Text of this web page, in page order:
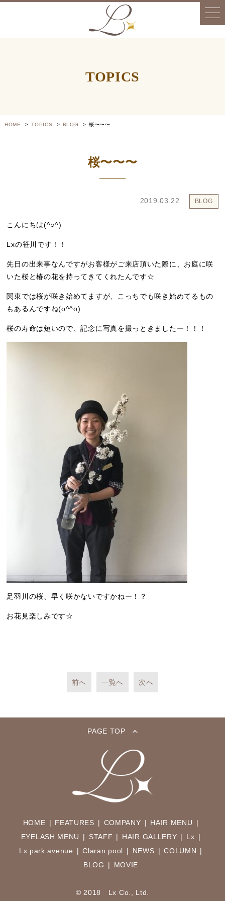
TOPICS
HOME TOPICS BLOG 桜〜〜〜
桜〜〜〜
2019.03.22 BLOG
こんにちは(^○^)
Lxの笹川です！！
先日の出来事なんですがお客様がご来店頂いた際に、お庭に咲
いた桜と椿の花を持ってきてくれたんです☆
関東では桜が咲き始めてますが、こっちでも咲き始めてるもの
もあるんですね(o^^o)
桜の寿命は短いので、記念に写真を撮っときましたー！！！
足羽川の桜、早く咲かないですかねー！？
お花見楽しみです☆
前へ 一覧へ 次へ
PAGE TOP
HOME FEATURES COMPANY
HAIR MENU
EYELASH MENU
STAFF HAIR GALLERY
Lx
Lx park avenue
Claran pool NEWS
COLUMN
BLOG
MOVIE
© 2018 Lx Co., Ltd.